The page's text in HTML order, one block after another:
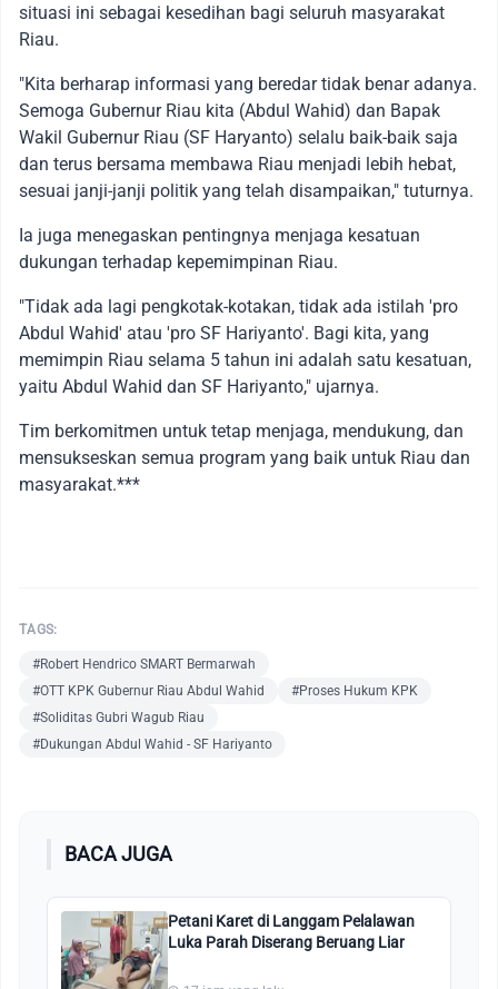
situasi ini sebagai kesedihan bagi seluruh masyarakat
Riau.
"Kita berharap informasi yang beredar tidak benar adanya.
Semoga Gubernur Riau kita (Abdul Wahid) dan Bapak
Wakil Gubernur Riau (SF Haryanto) selalu baik-baik saja
dan terus bersama membawa Riau menjadi lebih hebat,
sesuai janji-janji politik yang telah disampaikan," tuturnya.
Ia juga menegaskan pentingnya menjaga kesatuan
dukungan terhadap kepemimpinan Riau.
"Tidak ada lagi pengkotak-kotakan, tidak ada istilah 'pro
Abdul Wahid' atau 'pro SF Hariyanto'. Bagi kita, yang
memimpin Riau selama 5 tahun ini adalah satu kesatuan,
yaitu Abdul Wahid dan SF Hariyanto," ujarnya.
Tim berkomitmen untuk tetap menjaga, mendukung, dan
mensukseskan semua program yang baik untuk Riau dan
masyarakat.***
TAGS:
#Robert Hendrico SMART Bermarwah
#OTT KPK Gubernur Riau Abdul Wahid
#Proses Hukum KPK
#Soliditas Gubri Wagub Riau
#Dukungan Abdul Wahid - SF Hariyanto
BACA JUGA
Petani Karet di Langgam Pelalawan
Luka Parah Diserang Beruang Liar